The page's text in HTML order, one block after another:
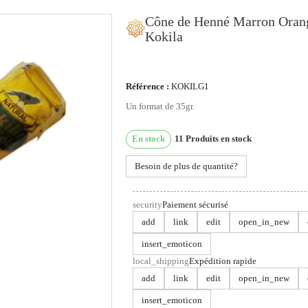
utilisons des cookies
utilisons des cookies et d'autres technologies de suivi
améliorer votre expérience de navigation sur notre site,
vous montrer un contenu personnalisé et des publicités
pour analyser le trafic de notre site et pour
provenance de nos visiteurs.
Changer mes préférences
Cône de Henné Marron
Kokila
Référence : KOKILG1
Un format de 35gr.
En stock 11 Produits en stock
Besoin de plus de quantité?
securityPaiement sécurisé
add
link edit open_in_new
insert_emoticon
local_shippingExpédition rapide
add
link edit open_in_new
insert_emoticon